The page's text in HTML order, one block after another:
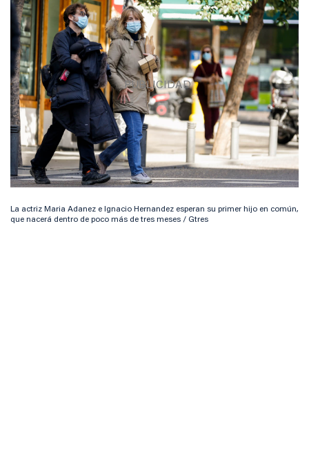
La actriz Maria Adanez e Ignacio Hernandez esperan su primer hijo en común,
que nacerá dentro de poco más de tres meses / Gtres